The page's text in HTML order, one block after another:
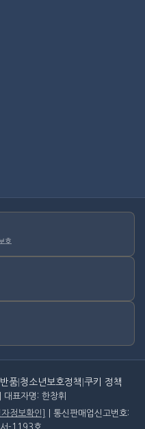
호
품 청소년보호정책 쿠키 정책
대표자명: 한창휘
자정보확인]
| 통신판매업신고번호: